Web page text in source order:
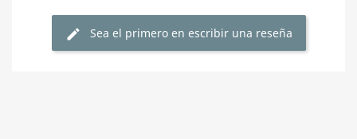
edit Sea el primero en escribir una reseña